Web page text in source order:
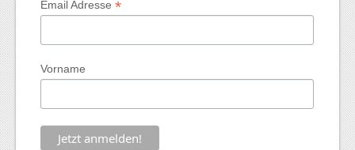
Email Adresse*
Vorname